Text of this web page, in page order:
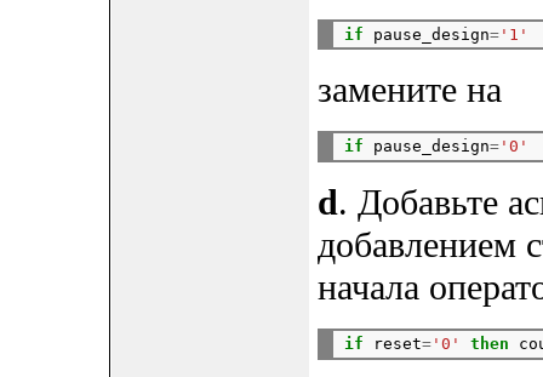
if pause_design='1'
замените на
if pause_design='0'
d. Добавьте
добавлением
начала
if reset='0' then